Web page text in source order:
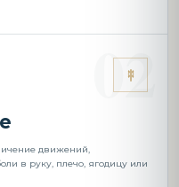
движений,
в руку, плечо, ягодицу или